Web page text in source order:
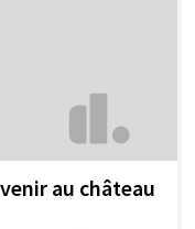
au château